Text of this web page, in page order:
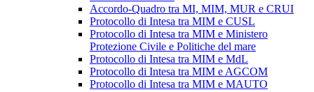
Accordo-Quadro tra MI, MIM, MUR e CRUI
Protocollo di Intesa tra MIM e CUSL
Protocollo di Intesa tra MIM e Ministero
Protezione Civile e Politiche del mare
Protocollo di Intesa tra MIM e MdL
Protocollo di Intesa tra MIM e AGCOM
Protocollo di Intesa tra MIM e MAUTO